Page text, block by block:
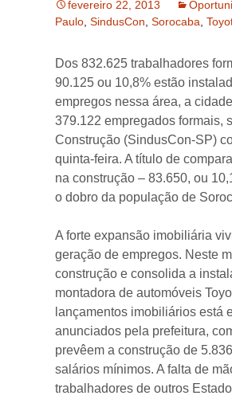
fevereiro 22, 2013
Paulo SindusCon Sorocaba
Dos 832.625 trabalhadores
90.125 ou 10,8% estão
empregos nessa área, a
379.122 empregados formais,
Construção (SindusCon-SP)
quinta-feira. A título de
na construção – 83.650, ou
o dobro da população de
A forte expansão imobiliária
geração de empregos. Neste
construção e consolida a
montadora de automóveis
lançamentos imobiliários está
anunciados pela prefeitura,
prevêem a construção de
salários mínimos. A falta de
trabalhadores de outros